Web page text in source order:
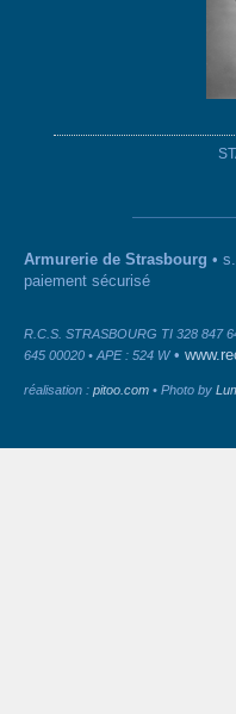
Armurerie de Strasbourg •
paiement sécurisé
R.C.S. STRASBOURG TI 328 847
645 00020 • APE : 524 W•
réalisation : pitoo.com • Photo by